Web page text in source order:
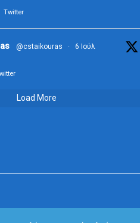
Twitter
@cstaikouras · 6 Ιούλ
Load More